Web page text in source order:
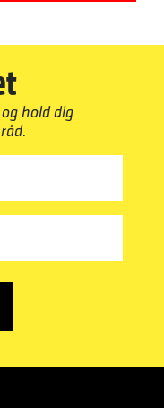
hold dig